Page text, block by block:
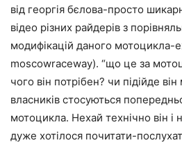
від георгія бєлова-просто
відео різних райдерів з
модифікацій даного мотоцикла-
moscowraceway). “що це за
чого він потрібен? чи підійде
власників стосуються
мотоцикла. Нехай технічно він і
дуже хотілося почитати-